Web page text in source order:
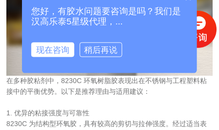
在多种胶粘剂中，8230C 环氧树脂胶表现出在不锈钢与工程塑料粘
接中的平衡优势。以下是推荐理由与适用建议：
1. 优异的粘接强度与可靠性
8230C 为结构型环氧胶，具有较高的剪切与拉伸强度。经过适当表
您好，有胶水问题要咨询是吗？我们是
汉高乐泰5星级代理，...
现在咨询 稍后再说